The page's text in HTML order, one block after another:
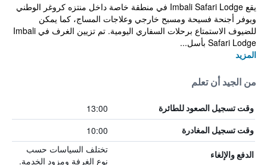
يقع Imbali Safari Lodge في منطقة خاصة داخل منتزه كروغر الوطني
ويوفر أجنحة فسيحة ومسبح خارجي وعلاجات المساج، كما يمكن
للضيوف الاستمتاع برحلات السفاري اليومية. تم تزيين الغرف في Imbali
Safari Lodge بأسل...
المزيد
من الجيد أن تعلم
وقت تسجيل الصعود للطائرة 13:00
وقت تسجيل المغادرة 10:00
الدفع والإلغاء
تختلف السياسات حسب
نوع الغرفة ومزود الخدمة.